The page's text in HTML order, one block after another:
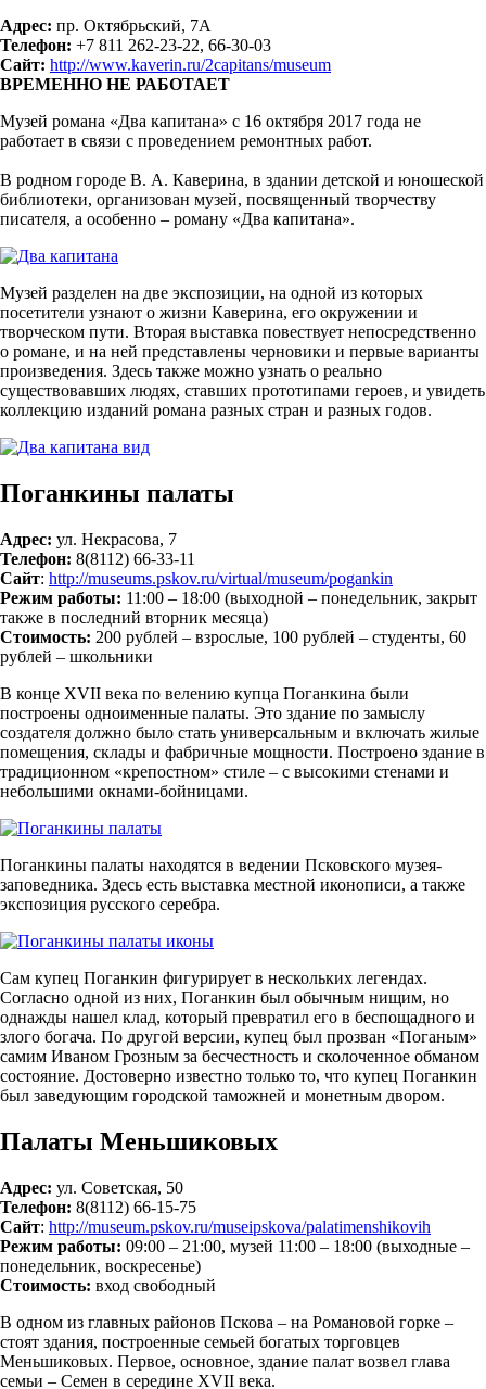
Адрес: пр. Октябрьский, 7А
Телефон: +7 811 262-23-22, 66-30-03
Сайт: http://www.kaverin.ru/2capitans/museum
ВРЕМЕННО НЕ РАБОТАЕТ
Музей романа «Два капитана» с 16 октября 2017 года не
работает в связи с проведением ремонтных работ.
В родном городе В. А. Каверина, в здании детской и юношеской
библиотеки, организован музей, посвященный творчеству
писателя, а особенно – роману «Два капитана».
Музей разделен на две экспозиции, на одной из которых
посетители узнают о жизни Каверина, его окружении и
творческом пути. Вторая выставка повествует непосредственно
о романе, и на ней представлены черновики и первые варианты
произведения. Здесь также можно узнать о реально
существовавших людях, ставших прототипами героев, и увидеть
коллекцию изданий романа разных стран и разных годов.
Поганкины палаты
Адрес: ул. Некрасова, 7
Телефон: 8(8112) 66-33-11
Сайт: http://museums.pskov.ru/virtual/museum/pogankin
Режим работы: 11:00 – 18:00 (выходной – понедельник, закрыт
также в последний вторник месяца)
Стоимость: 200 рублей – взрослые, 100 рублей – студенты, 60
рублей – школьники
В конце XVII века по велению купца Поганкина были
построены одноименные палаты. Это здание по замыслу
создателя должно было стать универсальным и включать жилые
помещения, склады и фабричные мощности. Построено здание в
традиционном «крепостном» стиле – с высокими стенами и
небольшими окнами-бойницами.
Поганкины палаты находятся в ведении Псковского музея-
заповедника. Здесь есть выставка местной иконописи, а также
экспозиция русского серебра.
Сам купец Поганкин фигурирует в нескольких легендах.
Согласно одной из них, Поганкин был обычным нищим, но
однажды нашел клад, который превратил его в беспощадного и
злого богача. По другой версии, купец был прозван «Поганым»
самим Иваном Грозным за бесчестность и сколоченное обманом
состояние. Достоверно известно только то, что купец Поганкин
был заведующим городской таможней и монетным двором.
Палаты Меньшиковых
Адрес: ул. Советская, 50
Телефон: 8(8112) 66-15-75
Сайт: http://museum.pskov.ru/museipskova/palatimenshikovih
Режим работы: 09:00 – 21:00, музей 11:00 – 18:00 (выходные –
понедельник, воскресенье)
Стоимость: вход свободный
В одном из главных районов Пскова – на Романовой горке –
стоят здания, построенные семьей богатых торговцев
Меньшиковых. Первое, основное, здание палат возвел глава
семьи – Семен в середине XVII века.